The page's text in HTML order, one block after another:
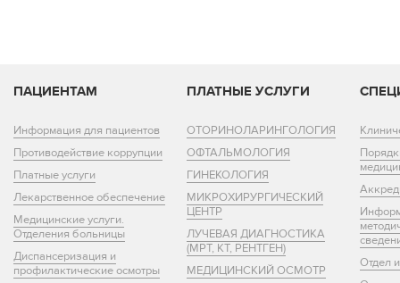
ПАЦИЕНТАМ
Информация для пациентов
Противодействие коррупции
Платные услуги
Лекарственное обеспечение
Медицинские услуги.
Отделения больницы
Диспансеризация и
профилактические осмотры
ПЛАТНЫЕ УСЛУГИ
ОТОРИНОЛАРИНГОЛОГИЯ
ОФТАЛЬМОЛОГИЯ
ГИНЕКОЛОГИЯ
МИКРОХИРУРГИЧЕСКИЙ
ЦЕНТР
ЛУЧЕВАЯ ДИАГНОСТИКА
(МРТ, КТ, РЕНТГЕН)
МЕДИЦИНСКИЙ ОСМОТР
Отдел